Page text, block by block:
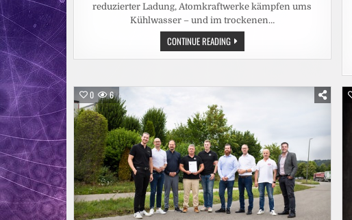
reduzierter Ladung, Atomkraftwerke kämpfen ums
Kühlwasser – und im trockenen…
CONTINUE READINGNIEDRIGE
WASSERSTÄNDE:
AUF
0 6